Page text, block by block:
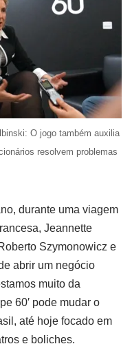
O jogo também auxilia
resolvem problemas
durante uma viagem
Jeannette
Szymonowicz e
abrir um negócio
muito da
60′ pode mudar o
até hoje focado em
e boliches.